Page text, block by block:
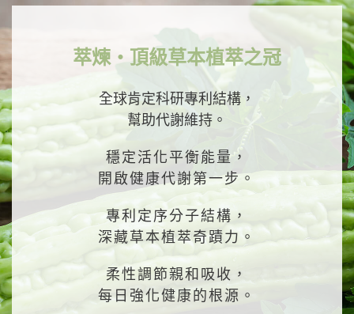
萃煉・頂級草本植萃之冠
全球肯定科研專利結構，
幫助代謝維持。
穩定活化平衡能量，
開啟健康代謝第一步。
專利定序分子結構，
深藏草本植萃奇蹟力。
柔性調節親和吸收，
每日強化健康的根源。